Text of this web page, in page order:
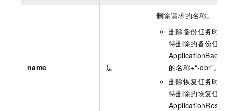
name 是
删除请求的名称。
删除备份任务时
待删除的备份任
的名称+“-dbr”。
删除恢复任务时
待删除的恢复任